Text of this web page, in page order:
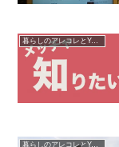
暮らしのアレコレとYouTube運営
暮らしのアレコレとYouTube運営